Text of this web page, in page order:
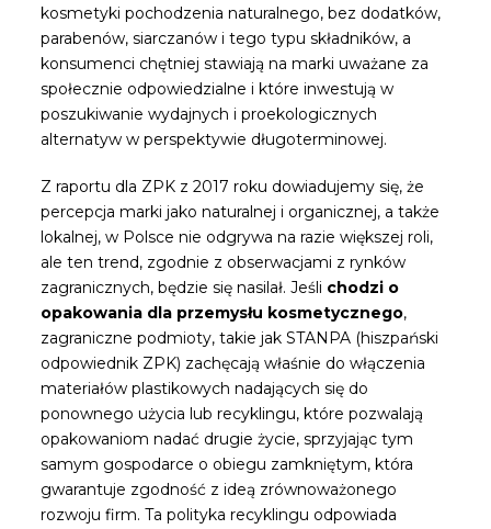
kosmetyki pochodzenia naturalnego, bez dodatków,
parabenów, siarczanów i tego typu składników, a
konsumenci chętniej stawiają na marki uważane za
społecznie odpowiedzialne i które inwestują w
poszukiwanie wydajnych i proekologicznych
alternatyw w perspektywie długoterminowej.
Z raportu dla ZPK z 2017 roku dowiadujemy się, że
percepcja marki jako naturalnej i organicznej, a także
lokalnej, w Polsce nie odgrywa na razie większej roli,
ale ten trend, zgodnie z obserwacjami z rynków
zagranicznych, będzie się nasilał. Jeśli chodzi o
opakowania dla przemysłu kosmetycznego,
zagraniczne podmioty, takie jak STANPA (hiszpański
odpowiednik ZPK) zachęcają właśnie do włączenia
materiałów plastikowych nadających się do
ponownego użycia lub recyklingu, które pozwalają
opakowaniom nadać drugie życie, sprzyjając tym
samym gospodarce o obiegu zamkniętym, która
gwarantuje zgodność z ideą zrównoważonego
rozwoju firm. Ta polityka recyklingu odpowiada